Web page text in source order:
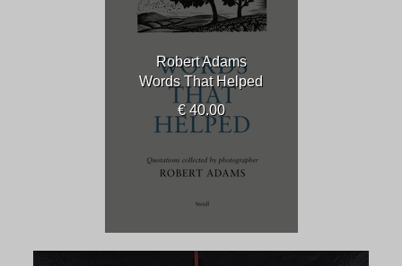
Robert Adams
Words That Helped
€ 40.00